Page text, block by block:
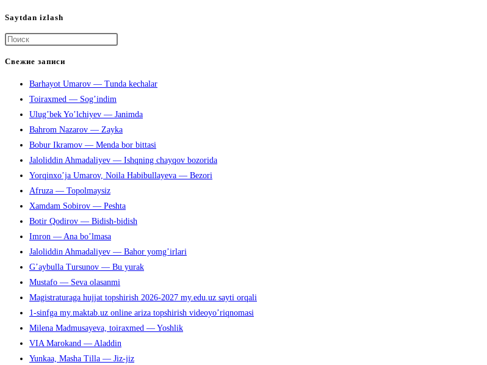
Saytdan izlash
чтобы
панель
поиска.
Свежие записи
Barhayot Umarov — Tunda kechalar
Toiraxmed — Sog’indim
Ulug’bek Yo’lchiyev — Janimda
Bahrom Nazarov — Zayka
Bobur Ikramov — Menda bor bittasi
Jaloliddin Ahmadaliyev — Ishqning chayqov bozorida
Yorqinxo’ja Umarov, Noila Habibullayeva — Bezori
Afruza — Topolmaysiz
Xamdam Sobirov — Peshta
Botir Qodirov — Bidish-bidish
Imron — Ana bo’lmasa
Jaloliddin Ahmadaliyev — Bahor yomg’irlari
G’aybulla Tursunov — Bu yurak
Mustafo — Seva olasanmi
Magistraturaga hujjat topshirish 2026-2027 my.edu.uz sayti orqali
1-sinfga my.maktab.uz online ariza topshirish videoyo’riqnomasi
Milena Madmusayeva, toiraxmed — Yoshlik
VIA Marokand — Aladdin
Yunkaa, Masha Tilla — Jiz-jiz